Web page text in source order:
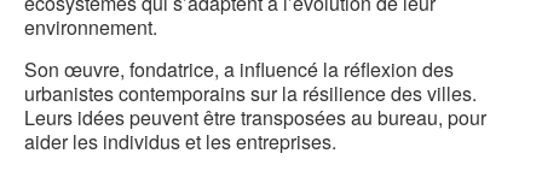
environnement.
Son œuvre, fondatrice, a influencé la réflexion des
urbanistes contemporains sur la résilience des villes.
Leurs idées peuvent être transposées au bureau, pour
aider les individus et les entreprises.